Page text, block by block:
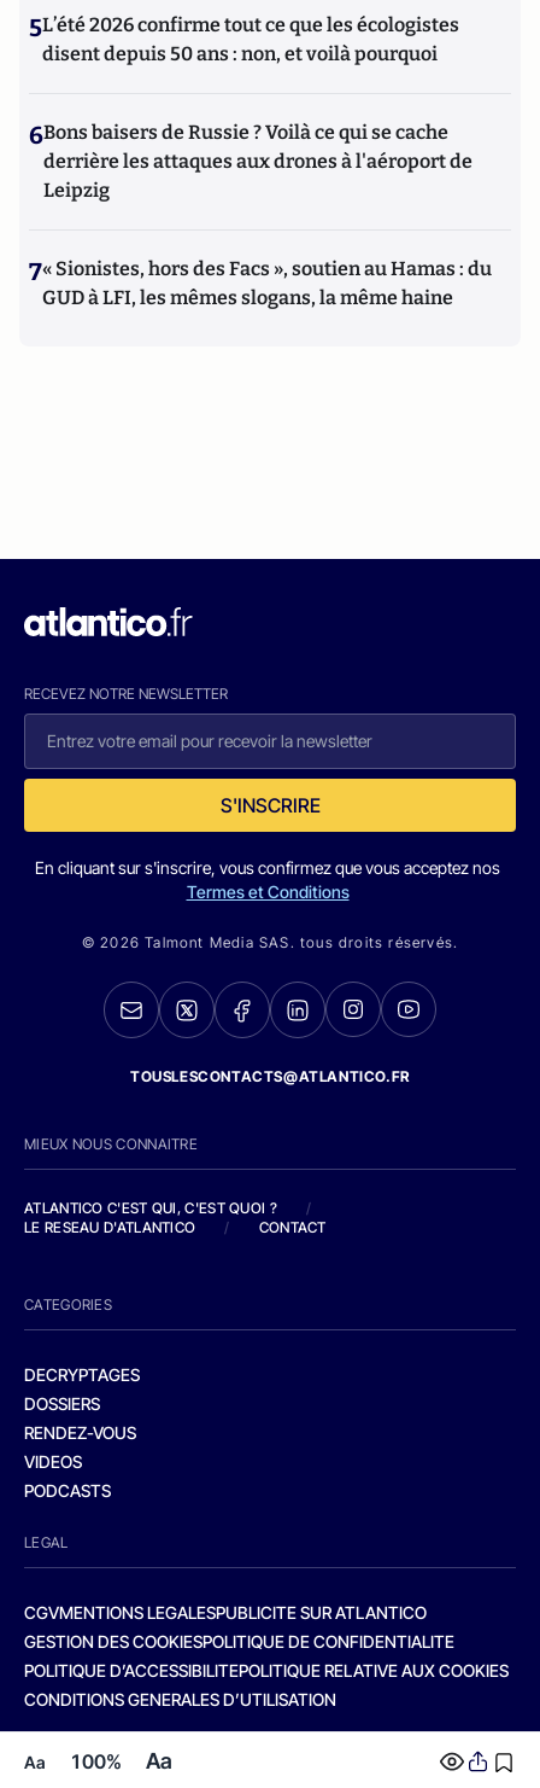
Aa 100% Aa
5L’été 2026 confirme tout ce que les écologistes
disent depuis 50 ans : non, et voilà pourquoi
6Bons baisers de Russie ? Voilà ce qui se cache
derrière les attaques aux drones à l'aéroport de
Leipzig
7« Sionistes, hors des Facs », soutien au Hamas : du
GUD à LFI, les mêmes slogans, la même haine
RECEVEZ NOTRE NEWSLETTER
S'INSCRIRE
En cliquant sur s'inscrire, vous confirmez que vous acceptez nos
Termes et Conditions
© 2026 Talmont Media SAS. tous droits réservés.
TOUSLESCONTACTS@ATLANTICO.FR
MIEUX NOUS CONNAITRE
ATLANTICO C'EST QUI, C'EST QUOI ?
/
LE RESEAU D'ATLANTICO
/ CONTACT
CATEGORIES
DECRYPTAGES
DOSSIERS
RENDEZ-VOUS
VIDEOS
PODCASTS
LEGAL
CGVMENTIONS LEGALESPUBLICITE SUR ATLANTICO
GESTION DES COOKIESPOLITIQUE DE CONFIDENTIALITE
POLITIQUE D’ACCESSIBILITEPOLITIQUE RELATIVE AUX COOKIES
CONDITIONS GENERALES D’UTILISATION